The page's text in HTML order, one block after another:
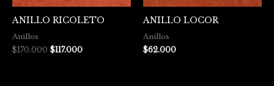
ANILLO RICOLETO
Anillos
$170.000 $117.000
ANILLO LOCOR
Anillos
$62.000